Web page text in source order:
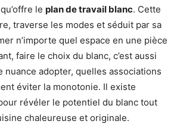
le plan de travail blanc. Cette
traverse les modes et séduit par sa
n’importe quel espace en une pièce
faire le choix du blanc, c’est aussi
nuance adopter, quelles associations
éviter la monotonie. Il existe
révéler le potentiel du blanc tout
chaleureuse et originale.